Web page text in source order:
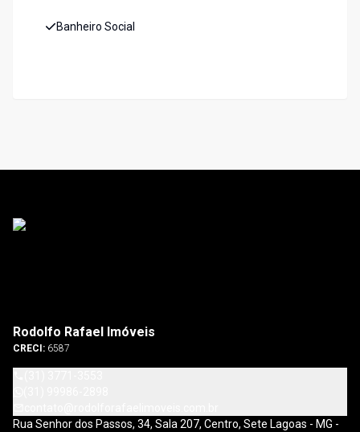
Banheiro Social
Rodolfo Rafael Imóveis
CRECI: 6587
Rua Senhor dos Passos, 34, Sala 207, Centro, Sete Lagoas - MG -